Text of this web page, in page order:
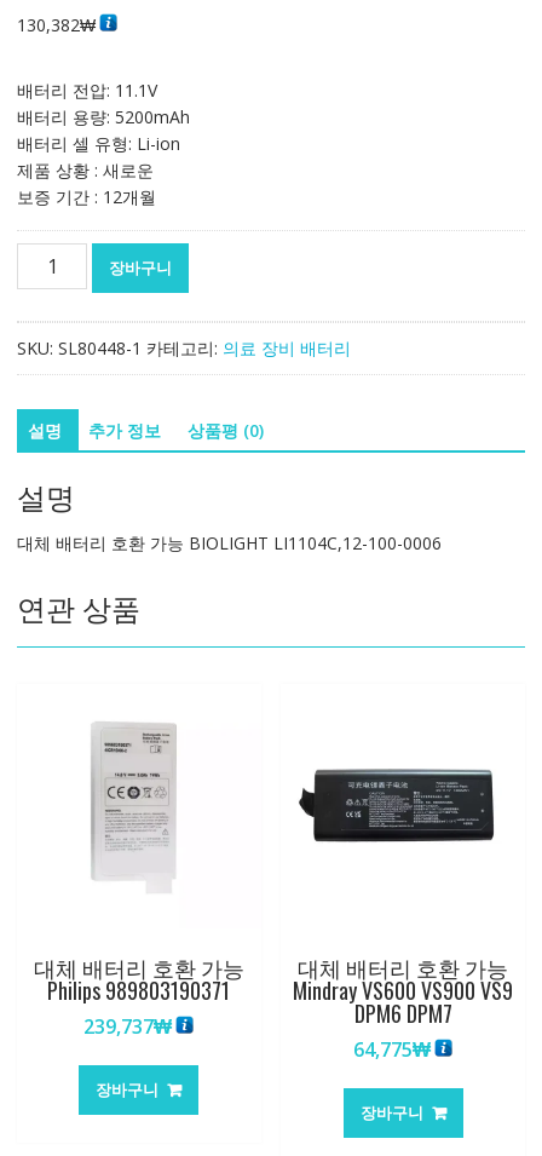
130,382₩
배터리 전압: 11.1V
배터리 용량: 5200mAh
배터리 셀 유형: Li-ion
제품 상황 : 새로운
보증 기간 : 12개월
리
환
가
BIOLIGHT
LI1104C,12-
100-
수
량
장바구니
SKU: SL80448-1 카테고리: 의료 장비 배터리
설명 추가 정보 상품평 (0)
설명
대체 배터리 호환 가능 BIOLIGHT LI1104C,12-100-0006
연관 상품
대체 배터리 호환 가능
Philips 989803190371
239,737₩
장바구니
대체 배터리 호환 가능
Mindray VS600 VS900 VS9
DPM6 DPM7
64,775₩
장바구니